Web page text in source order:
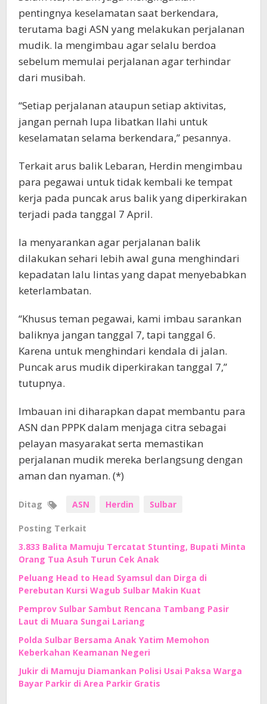
pentingnya keselamatan saat berkendara,
terutama bagi ASN yang melakukan perjalanan
mudik. Ia mengimbau agar selalu berdoa
sebelum memulai perjalanan agar terhindar
dari musibah.
“Setiap perjalanan ataupun setiap aktivitas,
jangan pernah lupa libatkan Ilahi untuk
keselamatan selama berkendara,” pesannya.
Terkait arus balik Lebaran, Herdin mengimbau
para pegawai untuk tidak kembali ke tempat
kerja pada puncak arus balik yang diperkirakan
terjadi pada tanggal 7 April.
Ia menyarankan agar perjalanan balik
dilakukan sehari lebih awal guna menghindari
kepadatan lalu lintas yang dapat menyebabkan
keterlambatan.
“Khusus teman pegawai, kami imbau sarankan
baliknya jangan tanggal 7, tapi tanggal 6.
Karena untuk menghindari kendala di jalan.
Puncak arus mudik diperkirakan tanggal 7,”
tutupnya.
Imbauan ini diharapkan dapat membantu para
ASN dan PPPK dalam menjaga citra sebagai
pelayan masyarakat serta memastikan
perjalanan mudik mereka berlangsung dengan
aman dan nyaman. (*)
Ditag ASN Herdin Sulbar
Posting Terkait
3.833 Balita Mamuju Tercatat Stunting, Bupati Minta
Orang Tua Asuh Turun Cek Anak
Peluang Head to Head Syamsul dan Dirga di
Perebutan Kursi Wagub Sulbar Makin Kuat
Pemprov Sulbar Sambut Rencana Tambang Pasir
Laut di Muara Sungai Lariang
Polda Sulbar Bersama Anak Yatim Memohon
Keberkahan Keamanan Negeri
Jukir di Mamuju Diamankan Polisi Usai Paksa Warga
Bayar Parkir di Area Parkir Gratis